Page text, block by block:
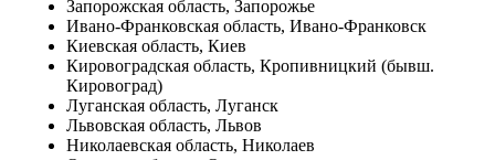
Запорожская область, Запорожье
Ивано-Франковская область, Ивано-Франковск
Киевская область, Киев
Кировоградская область, Кропивницкий (бывш.
Кировоград)
Луганская область, Луганск
Львовская область, Львов
Николаевская область, Николаев